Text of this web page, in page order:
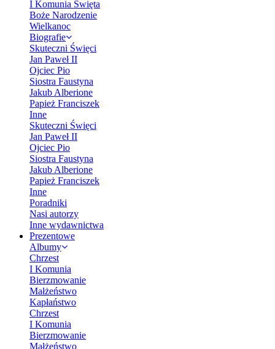
I Komunia Święta
Boże Narodzenie
Wielkanoc
Biografie
Skuteczni Święci
Jan Paweł II
Ojciec Pio
Siostra Faustyna
Jakub Alberione
Papież Franciszek
Inne
Skuteczni Święci
Jan Paweł II
Ojciec Pio
Siostra Faustyna
Jakub Alberione
Papież Franciszek
Inne
Poradniki
Nasi autorzy
Inne wydawnictwa
Prezentowe
Albumy
Chrzest
I Komunia
Bierzmowanie
Małżeństwo
Kapłaństwo
Chrzest
I Komunia
Bierzmowanie
Małżeństwo